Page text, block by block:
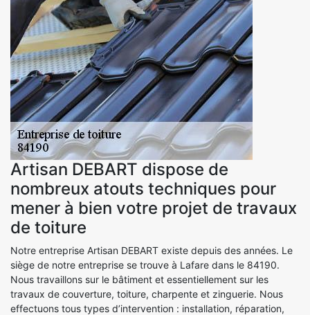
Artisan DEBART dispose de
nombreux atouts techniques pour
mener à bien votre projet de travaux
de toiture
Notre entreprise Artisan DEBART existe depuis des années. Le
siège de notre entreprise se trouve à Lafare dans le 84190.
Nous travaillons sur le bâtiment et essentiellement sur les
travaux de couverture, toiture, charpente et zinguerie. Nous
effectuons tous types d’intervention : installation, réparation,